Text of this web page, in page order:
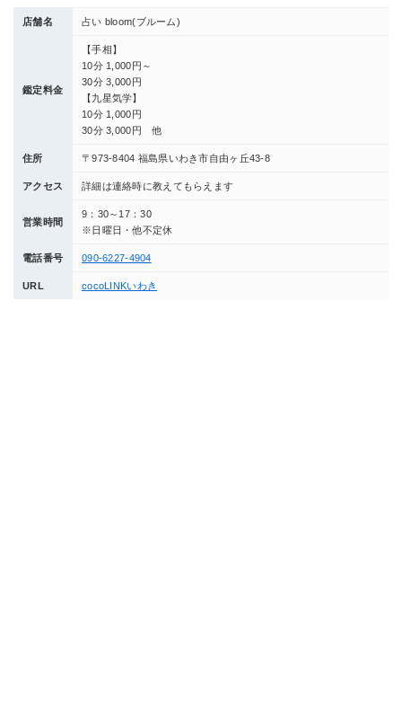
店舗名 占い bloom(ブルーム)
鑑定料金
【手相】
10分 1,000円～
30分 3,000円
【九星気学】
10分 1,000円
30分 3,000円 他
住所 〒973-8404 福島県いわき市自由ヶ丘43-8
アクセス 詳細は連絡時に教えてもらえます
営業時間
9：30～17：30
※日曜日・他不定休
電話番号 090-6227-4904
URL cocoLINKいわき